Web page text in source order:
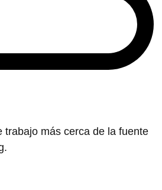
trabajo más cerca de la fuente